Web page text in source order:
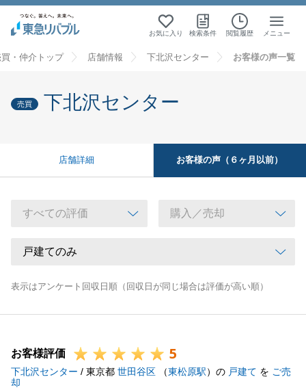
お気に入り 検索条件 閲覧履歴 メニュー
・仲介トップ 店舗情報 下北沢センター お客様の声一覧
売買 下北沢センター
店舗詳細 お客様の声（６ヶ月以前）
表示はアンケート回収日順（回収日が同じ場合は評価が高い順）
お客様評価 5
下北沢センター / 東京都 世田谷区 （東松原駅）の 戸建て を ご売
却